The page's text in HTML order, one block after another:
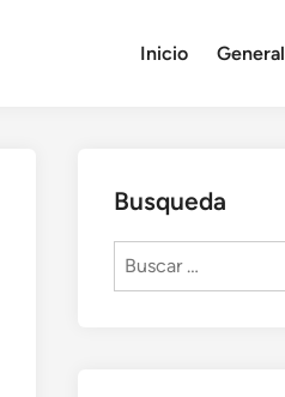
Inicio General
Busqueda
Buscar: